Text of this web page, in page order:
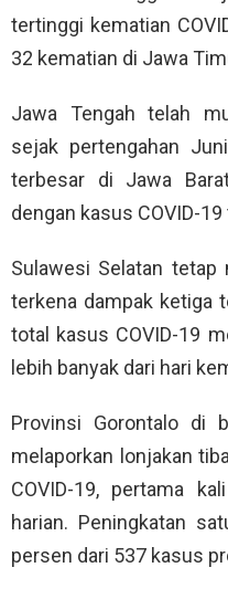
tertinggi kematian
32 kematian di Jawa
Jawa Tengah telah
sejak pertengahan
terbesar di Jawa
dengan kasus COVID-
Sulawesi Selatan tetap
terkena dampak ketiga
total kasus COVID-19
lebih banyak dari hari
Provinsi Gorontalo di
melaporkan lonjakan
COVID-19, pertama
harian. Peningkatan
persen dari 537 kasus